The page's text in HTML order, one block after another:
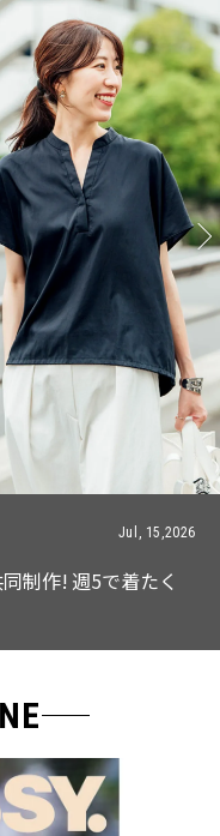
Jul, 15,2026
制作! 週5で着たく